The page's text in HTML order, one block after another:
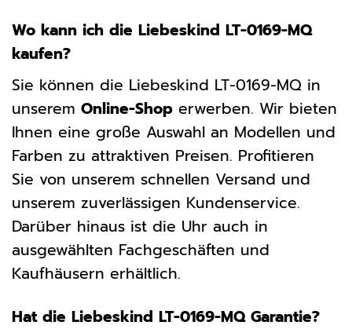
Wo kann ich die Liebeskind LT-0169-MQ
kaufen?
Sie können die Liebeskind LT-0169-MQ in
unserem Online-Shop erwerben. Wir bieten
Ihnen eine große Auswahl an Modellen und
Farben zu attraktiven Preisen. Profitieren
Sie von unserem schnellen Versand und
unserem zuverlässigen Kundenservice.
Darüber hinaus ist die Uhr auch in
ausgewählten Fachgeschäften und
Kaufhäusern erhältlich.
Hat die Liebeskind LT-0169-MQ Garantie?